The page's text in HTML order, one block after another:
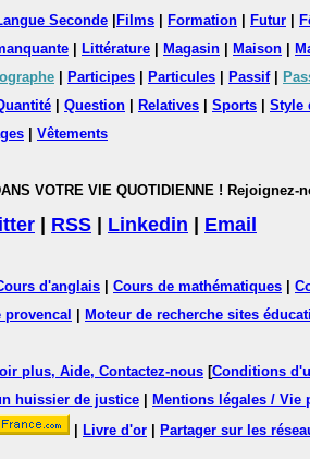
Seconde Films Formation Futur
Littérature Magasin Maison
Participes Particules Passif|
Question Relatives Sports Style
Vêtements
VOTRE VIE QUOTIDIENNE !
RSS Linkedin Email
d'anglais Cours de mathématiques
provencal Moteur de recherche sites
plus, Aide, Contactez-nous [Conditions
huissier de justice
Mentions légales / Vie
Livre d'or Partager sur les